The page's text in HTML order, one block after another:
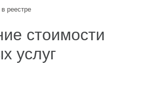
реестре
стоимости
услуг